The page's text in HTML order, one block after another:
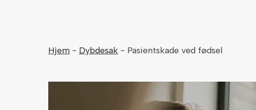
Hjem - Dybdesak - Pasientskade ved fødsel